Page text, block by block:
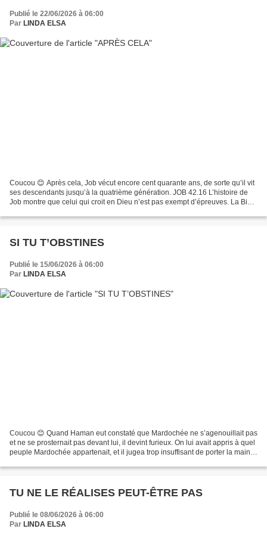
Publié le 22/06/2026 à 06:00
Par LINDA ELSA
Coucou 😊 Après cela, Job vécut encore cent quarante ans, de sorte qu’il vit
ses descendants jusqu’à la quatrième génération. JOB 42.16 L’histoire de
Job montre que celui qui croit en Dieu n’est pas exempt d’épreuves. La Bible
SI TU T’OBSTINES
Publié le 15/06/2026 à 06:00
Par LINDA ELSA
Coucou 😊 Quand Haman eut constaté que Mardochée ne s’agenouillait pas
et ne se prosternait pas devant lui, il devint furieux. On lui avait appris à quel
peuple Mardochée appartenait, et il jugea trop insuffisant de porter la main
TU NE LE RÉALISES PEUT-ÊTRE PAS
Publié le 08/06/2026 à 06:00
Par LINDA ELSA